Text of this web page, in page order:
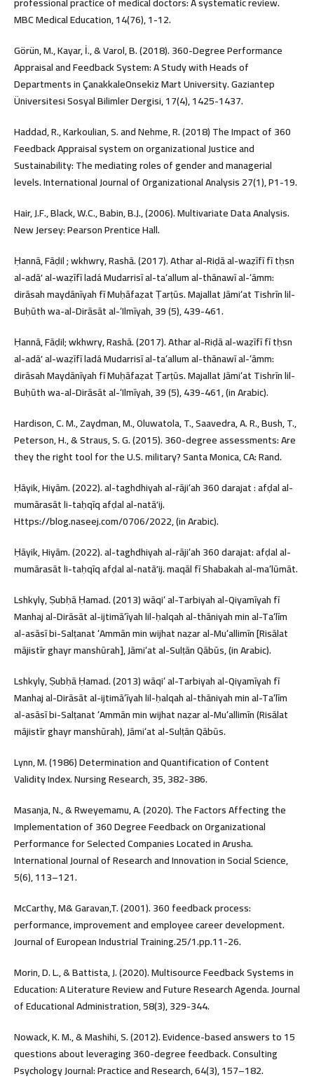
MBC Medical Education, 14(76), 1-12.
Görün, M., Kayar, İ., & Varol, B. (2018). 360-Degree Performance
Appraisal and Feedback System: A Study with Heads of
Departments in ÇanakkaleOnsekiz Mart University. Gaziantep
Üniversitesi Sosyal Bilimler Dergisi, 17(4), 1425-1437.
Haddad, R., Karkoulian, S. and Nehme, R. (2018) The Impact of 360
Feedback Appraisal system on organizational Justice and
Sustainability: The mediating roles of gender and managerial
levels. International Journal of Organizational Analysis 27(1), P1-19.
Hair, J.F., Black, W.C., Babin, B.J., (2006). Multivariate Data Analysis.
New Jersey: Pearson Prentice Hall.
Ḥannā, Fāḍil ; wkhwry, Rashā. (2017). Athar al-Riḍā al-waẓīfī fī tḥsn
al-adāʼ al-waẓīfī ladá Mudarrisī al-taʻallum al-thānawī al-ʻāmm:
dirāsah maydānīyah fī Muḥāfaẓat Ṭarṭūs. Majallat Jāmiʻat Tishrīn lil-
Buḥūth wa-al-Dirāsāt al-ʻIlmīyah, 39 (5), 439-461.
Ḥannā, Fāḍil; wkhwry, Rashā. (2017). Athar al-Riḍā al-waẓīfī fī tḥsn
al-adāʼ al-waẓīfī ladá Mudarrisī al-taʻallum al-thānawī al-ʻāmm:
dirāsah Maydānīyah fī Muḥāfaẓat Ṭarṭūs. Majallat Jāmiʻat Tishrīn lil-
Buḥūth wa-al-Dirāsāt al-ʻIlmīyah, 39 (5), 439-461, (in Arabic).
Hardison, C. M., Zaydman, M., Oluwatola, T., Saavedra, A. R., Bush, T.,
Peterson, H., & Straus, S. G. (2015). 360-degree assessments: Are
they the right tool for the U.S. military? Santa Monica, CA: Rand.
Ḥāyik, Hiyām. (2022). al-taghdhiyah al-rājiʻah 360 darajat : afḍal al-
mumārasāt li-taḥqīq afḍal al-natāʼij.
Https://blog.naseej.com/0706/2022, (in Arabic).
Ḥāyik, Hiyām. (2022). al-taghdhiyah al-rājiʻah 360 darajat: afḍal al-
mumārasāt li-taḥqīq afḍal al-natāʼij. maqāl fī Shabakah al-maʻlūmāt.
Lshkyly, Ṣubḥā Ḥamad. (2013) wāqiʻ al-Tarbiyah al-Qiyamīyah fī
Manhaj al-Dirāsāt al-ijtimāʻīyah lil-ḥalqah al-thāniyah min al-Taʻlīm
al-asāsī bi-Salṭanat ʻAmmān min wijhat naẓar al-Muʻallimīn [Risālat
mājistīr ghayr manshūrah], Jāmiʻat al-Sulṭān Qābūs, (in Arabic).
Lshkyly, Ṣubḥā Ḥamad. (2013) wāqiʻ al-Tarbiyah al-Qiyamīyah fī
Manhaj al-Dirāsāt al-ijtimāʻīyah lil-ḥalqah al-thāniyah min al-Taʻlīm
al-asāsī bi-Salṭanat ʻAmmān min wijhat naẓar al-Muʻallimīn (Risālat
mājistīr ghayr manshūrah), Jāmiʻat al-Sulṭān Qābūs.
Lynn, M. (1986) Determination and Quantification of Content
Validity Index. Nursing Research, 35, 382-386.
Masanja, N., & Rweyemamu, A. (2020). The Factors Affecting the
Implementation of 360 Degree Feedback on Organizational
Performance for Selected Companies Located in Arusha.
International Journal of Research and Innovation in Social Science,
5(6), 113–121.
McCarthy, M& Garavan,T. (2001). 360 feedback process:
performance, improvement and employee career development.
Journal of European Industrial Training.25/1.pp.11-26.
Morin, D. L., & Battista, J. (2020). Multisource Feedback Systems in
Education: A Literature Review and Future Research Agenda. Journal
of Educational Administration, 58(3), 329-344.
Nowack, K. M., & Mashihi, S. (2012). Evidence-based answers to 15
questions about leveraging 360-degree feedback. Consulting
Psychology Journal: Practice and Research, 64(3), 157–182.